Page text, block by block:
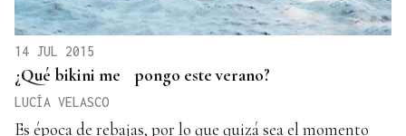
14 JUL 2015
¿Qué bikini me pongo este verano?
LUCÍA VELASCO
Es época de rebajas, por lo que quizá sea el momento